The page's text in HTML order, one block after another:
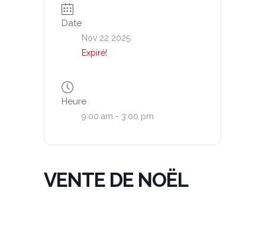
Date
Nov 22 2025
Expiré!
Heure
9:00 am - 3:00 pm
VENTE DE NOËL